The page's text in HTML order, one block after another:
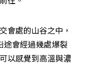
會處的山谷之中，
途會經過幾處爆裂
以感覺到高溫與濃